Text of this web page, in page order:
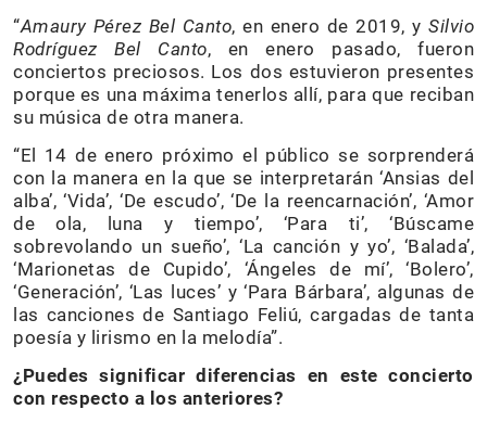
“Amaury Pérez Bel Canto, en enero de 2019, ySilvio
Rodríguez Bel Canto, en enero pasado, fueron
conciertos preciosos. Los dos estuvieron presentes
porque es una máxima tenerlos allí, para que reciban
su música de otra manera.
“El 14 de enero próximo el público se sorprenderá
con la manera en la que se interpretarán ‘Ansias del
alba’, ‘Vida’, ‘De escudo’, ‘De la reencarnación’, ‘Amor
de ola, luna y tiempo’, ‘Para ti’, ‘Búscame
sobrevolando un sueño’, ‘La canción y yo’, ‘Balada’,
‘Marionetas de Cupido’, ‘Ángeles de mí’, ‘Bolero’,
‘Generación’, ‘Las luces’ y ‘Para Bárbara’, algunas de
las canciones de Santiago Feliú, cargadas de tanta
poesía y lirismo en la melodía”.
¿Puedes significar diferencias en este concierto
con respecto a los anteriores?